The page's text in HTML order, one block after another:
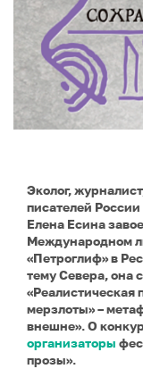
Эколог,
писателей
Елена Есина
Международном
«Петроглиф» в
тему Севера, она
«Реалистическая
мерзлоты» –
внешне». О
организаторы
прозы».